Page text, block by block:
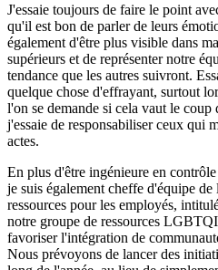
J'essaie toujours de faire le point
qu'il est bon de parler de leurs
également d'être plus visible dans
supérieurs et de représenter notre
tendance que les autres suivront.
quelque chose d'effrayant, surtout
l'on se demande si cela vaut le
j'essaie de responsabiliser ceux qui
actes.
En plus d'être ingénieure en
je suis également cheffe d'équipe
ressources pour les employés,
notre groupe de ressources
favoriser l'intégration de
Nous prévoyons de lancer des